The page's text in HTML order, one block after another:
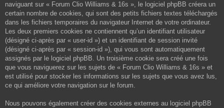
naviguant sur « Forum Clio Williams & 16s », le logiciel phpBB créera un
certain nombre de cookies, qui sont des petits fichiers textes téléchargés
dans les fichiers temporaires du navigateur Internet de votre ordinateur.
Les deux premiers cookies ne contiennent qu’un identifiant utilisateur
(désigné ci-après par « user-id ») et un identifiant de session invité
(désigné ci-après par « session-id »), qui vous sont automatiquement
assignés par le logiciel phpBB. Un troisième cookie sera créé une fois
que vous naviguerez sur les sujets de « Forum Clio Williams & 16s » et
est utilisé pour stocker les informations sur les sujets que vous avez lus,
ce qui améliore votre navigation sur le forum.
Nous pouvons également créer des cookies externes au logiciel phpBB